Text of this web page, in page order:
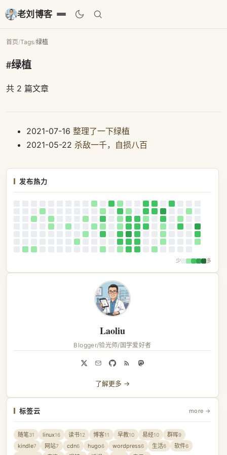
老刘博客
首页/Tags/绿植
#绿植
共 2 篇文章
2021-07-16 整理了一下绿植
2021-05-22 杀敌一千，自损八百
发布热力
少 多
Laoliu
Blogger/验光师/国学爱好者
了解更多 →
标签云 more →
随笔31 linux16 读书12 博客11 早教10 易经10 群晖9
kindle7 网站7 cdn6 hugo6 wordpress6 生活6 软件6